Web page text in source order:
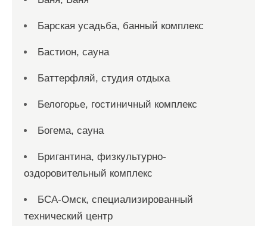
Барская усадьба, банный комплекс
Бастион, сауна
Баттерфляй, студия отдыха
Белогорье, гостиничный комплекс
Богема, сауна
Бригантина, физкультурно-
оздоровительный комплекс
БСА-Омск, специализированный
технический центр